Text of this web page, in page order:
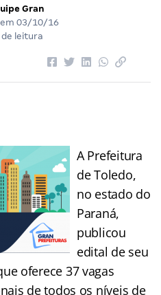
Gran
03/10/16
de leitura
A Prefeitura
de Toledo,
no estado do
Paraná,
publicou
edital de seu
oferece 37 vagas
de todos os níveis de